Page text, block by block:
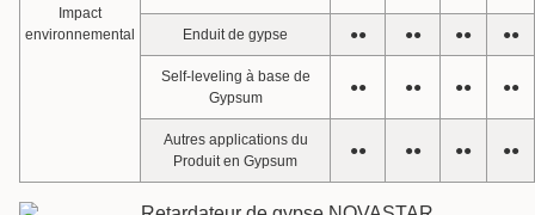
Impact
environnemental
Enduit de gypse ●● ●● ●● ●●
Self-leveling à base de
Gypsum
●● ●● ●● ●●
Autres applications du
Produit en Gypsum
●● ●● ●● ●●